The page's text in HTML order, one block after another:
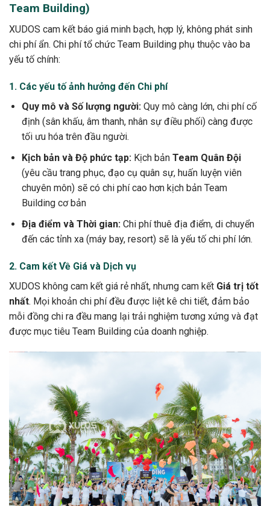
Team Building)
XUDOS cam kết báo giá minh bạch, hợp lý, không phát sinh
chi phí ẩn. Chi phí tổ chức Team Building phụ thuộc vào ba
yếu tố chính:
1. Các yếu tố ảnh hưởng đến Chi phí
Quy mô và Số lượng người:Quy mô càng lớn, chi phí cố
định (sân khấu, âm thanh, nhân sự điều phối) càng được
tối ưu hóa trên đầu người.
Kịch bản và Độ phức tạp:Kịch bản Team Quân Đội
(yêu cầu trang phục, đạo cụ quân sự, huấn luyện viên
chuyên môn) sẽ có chi phí cao hơn kịch bản Team
Building cơ bản
Địa điểm và Thời gian:Chi phí thuê địa điểm, di chuyển
đến các tỉnh xa (máy bay, resort) sẽ là yếu tố chi phí lớn.
2. Cam kết Về Giá và Dịch vụ
XUDOS không cam kết giá rẻ nhất, nhưng cam kết Giá trị tốt
nhất. Mọi khoản chi phí đều được liệt kê chi tiết, đảm bảo
mỗi đồng chi ra đều mang lại trải nghiệm tương xứng và đạt
được mục tiêu Team Building của doanh nghiệp.